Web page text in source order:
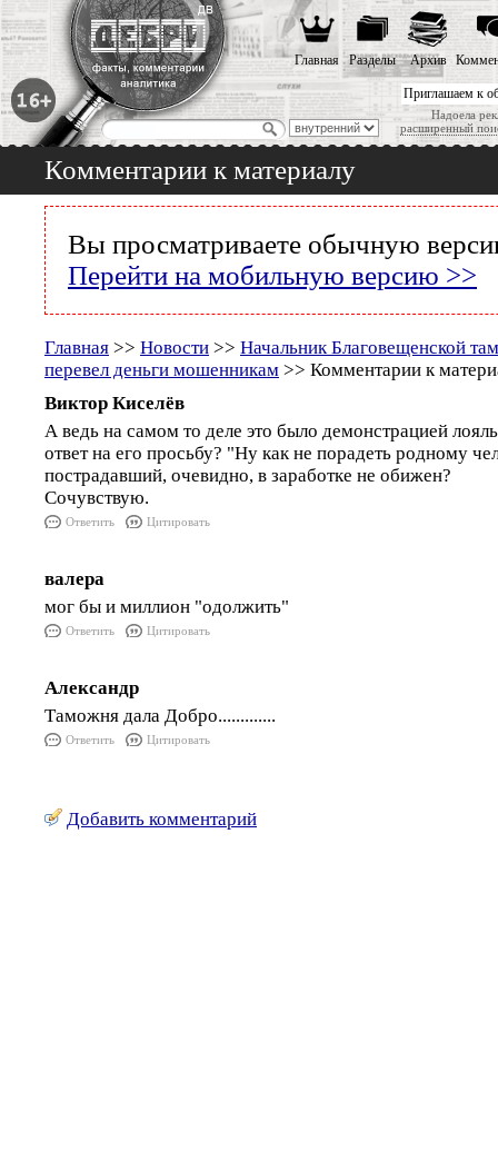
Приглашаем к
Надоела
расширенный
Главная Разделы Архив
Комментарии к материалу
Вы просматриваете обычную
Перейти на мобильную версию >>
Главная >> Новости >> Начальник Благовещенской
перевел деньги мошенникам >> Комментарии к
Виктор Киселёв
А ведь на самом то деле это было демонстрацией
ответ на его просьбу? "Ну как не порадеть родному
пострадавший, очевидно, в заработке не обижен?
Сочувствую.
Ответить Цитировать
валера
мог бы и миллион "одолжить"
Ответить Цитировать
Александр
Таможня дала Добро.............
Ответить Цитировать
Добавить комментарий